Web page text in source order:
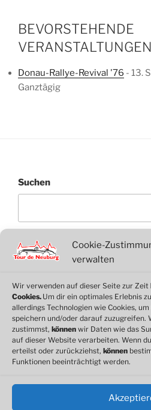
Cookie-
verwalten
Wir verwenden auf dieser Seite zur Zeit
Cookies. Um dir ein optimales Erlebnis
allerdings Technologien wie Cookies,
speichern und/oder darauf zuzugreifen.
zustimmst, können wir Daten wie das
auf dieser Website verarbeiten. Wenn
erteilst oder zurückziehst, können
Funktionen beeinträchtigt werden.
BEVORSTEHENDE
VERANSTALTUNGEN
Donau-Rallye-Revival '76 - 13.
Ganztägig
Suchen
WordPress
WhatsApp
Facebook
Link
© 2026 Motorclub Neuburg e.V.
Cookie-Richtlinie
Impressum